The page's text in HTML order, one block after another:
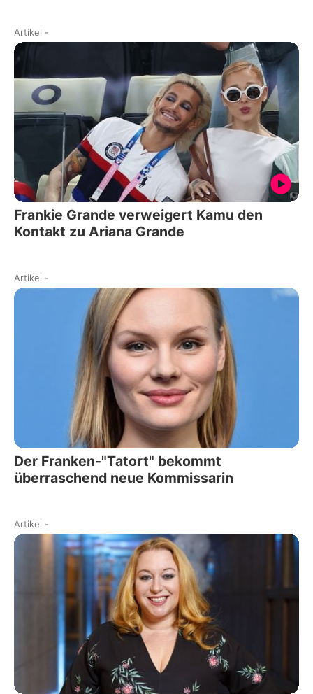
Artikel -
Frankie Grande verweigert Kamu den
Kontakt zu Ariana Grande
Artikel -
Der Franken-"Tatort" bekommt
überraschend neue Kommissarin
Artikel -